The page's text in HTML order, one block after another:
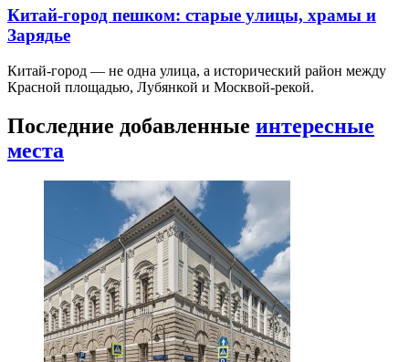
Китай-город пешком: старые улицы, храмы и
Зарядье
Китай-город — не одна улица, а исторический район между
Красной площадью, Лубянкой и Москвой-рекой.
Последние добавленные интересные
места